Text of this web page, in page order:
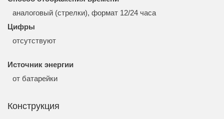
аналоговый (стрелки), формат 12/24 часа
Цифры
отсутствуют
Источник энергии
от батарейки
Конструкция